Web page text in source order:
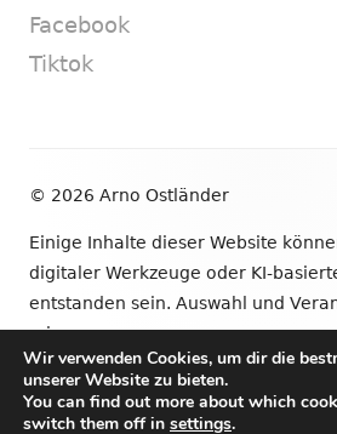
Facebook
Tiktok
© 2026 Arno Ostländer
Einige Inhalte dieser Website
digitaler Werkzeuge oder KI-
entstanden sein. Auswahl und
mir.
•VerwendetTiny Framework
Wir verwenden Cookies, um dir die
unserer Website zu bieten.
You can find out more about which
switch them off in settings.